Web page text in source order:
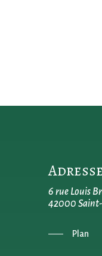
6 rue Louis
42000
Plan